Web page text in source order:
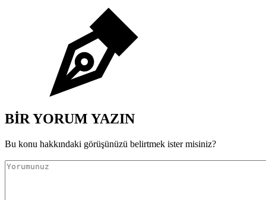
BİR YORUM YAZIN
Bu konu hakkındaki görüşünüzü belirtmek ister misiniz?